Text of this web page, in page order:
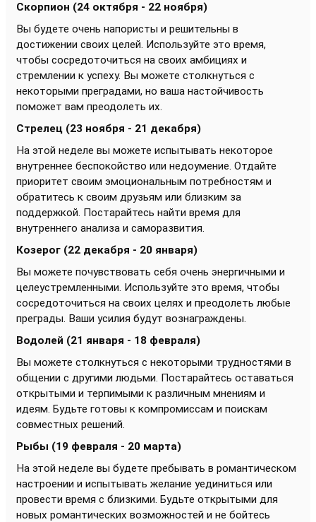
Скорпион (24 октября - 22 ноября)
Вы будете очень напористы и решительны в
достижении своих целей. Используйте это время,
чтобы сосредоточиться на своих амбициях и
стремлении к успеху. Вы можете столкнуться с
некоторыми преградами, но ваша настойчивость
поможет вам преодолеть их.
Стрелец (23 ноября - 21 декабря)
На этой неделе вы можете испытывать некоторое
внутреннее беспокойство или недоумение. Отдайте
приоритет своим эмоциональным потребностям и
обратитесь к своим друзьям или близким за
поддержкой. Постарайтесь найти время для
внутреннего анализа и саморазвития.
Козерог (22 декабря - 20 января)
Вы можете почувствовать себя очень энергичными и
целеустремленными. Используйте это время, чтобы
сосредоточиться на своих целях и преодолеть любые
преграды. Ваши усилия будут вознаграждены.
Водолей (21 января - 18 февраля)
Вы можете столкнуться с некоторыми трудностями в
общении с другими людьми. Постарайтесь оставаться
открытыми и терпимыми к различным мнениям и
идеям. Будьте готовы к компромиссам и поискам
совместных решений.
Рыбы (19 февраля - 20 марта)
На этой неделе вы будете пребывать в романтическом
настроении и испытывать желание уединиться или
провести время с близкими. Будьте открытыми для
новых романтических возможностей и не бойтесь